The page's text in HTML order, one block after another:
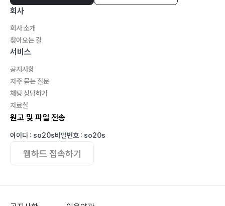
회사
회사 소개
찾아오는 길
서비스
공지사항
자주 묻는 질문
채팅 상담하기
자료실
원고 및 파일 전송
아이디 : so20s비밀번호 : so20s
웹하드 접속하기